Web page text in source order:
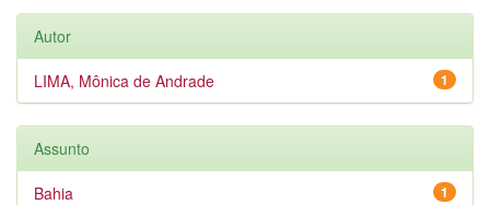
Autor
1
LIMA, Mônica de Andrade
Assunto
1
Bahia